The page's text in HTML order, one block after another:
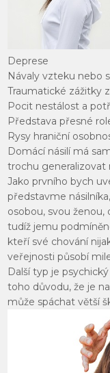
Deprese
Návaly vzteku nebo
Traumatické zážitky
Pocit nestálost a
Představa přesné
Rysy hraniční
Domácí násilí má
trochu
Jako prvního bych
představme
osobou, svou ženou,
tudíž jemu
kteří své chování
veřejnosti působí
Další typ je
toho důvodu, že je
může spáchat větší